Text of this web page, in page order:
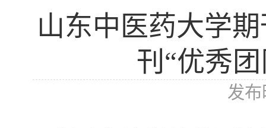
山东中医药大学
刊“优秀
发布